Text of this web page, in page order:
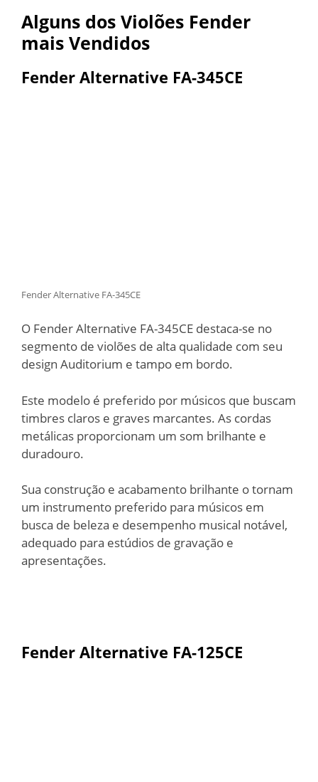
Alguns dos Violões Fender
mais Vendidos
Fender Alternative FA-345CE
Fender Alternative FA-345CE
O Fender Alternative FA-345CE destaca-se no
segmento de violões de alta qualidade com seu
design Auditorium e tampo em bordo.
Este modelo é preferido por músicos que buscam
timbres claros e graves marcantes. As cordas
metálicas proporcionam um som brilhante e
duradouro.
Sua construção e acabamento brilhante o tornam
um instrumento preferido para músicos em
busca de beleza e desempenho musical notável,
adequado para estúdios de gravação e
apresentações.
Fender Alternative FA-125CE